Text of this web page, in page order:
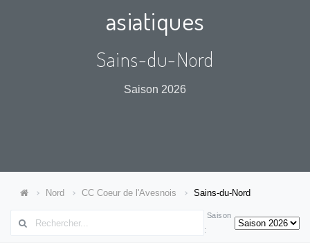
asiatiques
Sains-du-Nord
Saison 2026
Nord CC Coeur de l'Avesnois Sains-du-Nord
Saison
: